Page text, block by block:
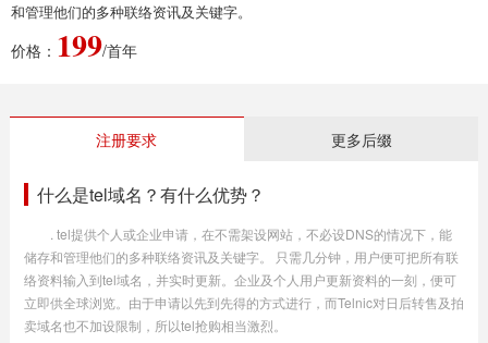
和管理他们的多种联络资讯及关键字。
价格： 199/首年
注册要求 更多后缀
什么是tel域名？有什么优势？
. tel提供个人或企业申请，在不需架设网站，不必设DNS的情况下，能
储存和管理他们的多种联络资讯及关键字。 只需几分钟，用户便可把所有联
络资料输入到tel域名，并实时更新。企业及个人用户更新资料的一刻，便可
立即供全球浏览。由于申请以先到先得的方式进行，而Telnic对日后转售及拍
卖域名也不加设限制，所以tel抢购相当激烈。